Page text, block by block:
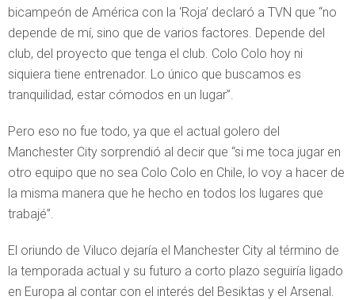
bicampeón de América con la ‘Roja’ declaró a TVN que “no
depende de mí, sino que de varios factores. Depende del
club, del proyecto que tenga el club. Colo Colo hoy ni
siquiera tiene entrenador. Lo único que buscamos es
tranquilidad, estar cómodos en un lugar”.
Pero eso no fue todo, ya que el actual golero del
Manchester City sorprendió al decir que “si me toca jugar en
otro equipo que no sea Colo Colo en Chile, lo voy a hacer de
la misma manera que he hecho en todos los lugares que
trabajé”.
El oriundo de Viluco dejaría el Manchester City al término de
la temporada actual y su futuro a corto plazo seguiría ligado
en Europa al contar con el interés del Besiktas y el Arsenal.